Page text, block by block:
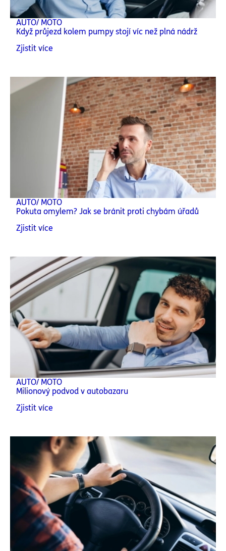
AUTO/ MOTO
Když průjezd kolem pumpy stojí víc než plná nádrž
Zjistit více
AUTO/ MOTO
Pokuta omylem? Jak se bránit proti chybám úřadů
Zjistit více
AUTO/ MOTO
Milionový podvod v autobazaru
Zjistit více